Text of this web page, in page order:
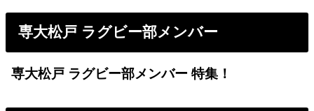
専大松戸 ラグビー部メンバー
専大松戸 ラグビー部メンバー 特集！